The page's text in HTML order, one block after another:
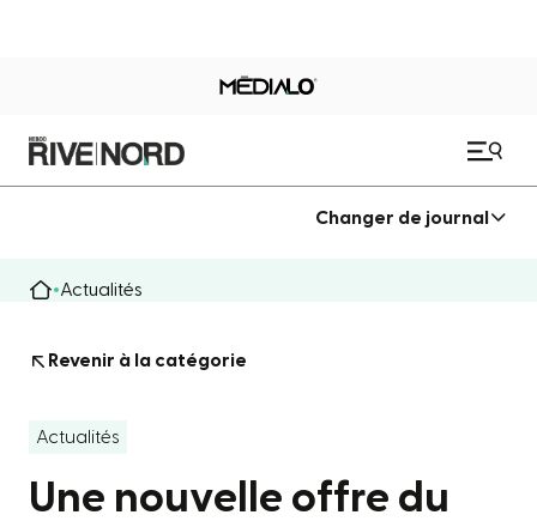
Changer de journal
Actualités
Revenir à la catégorie
Actualités
Une nouvelle offre du